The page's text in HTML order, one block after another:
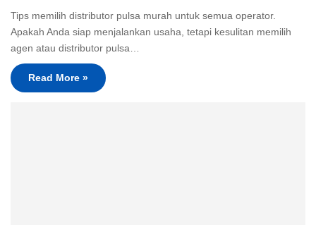
Tips memilih distributor pulsa murah untuk semua operator.
Apakah Anda siap menjalankan usaha, tetapi kesulitan memilih
agen atau distributor pulsa…
Read More »